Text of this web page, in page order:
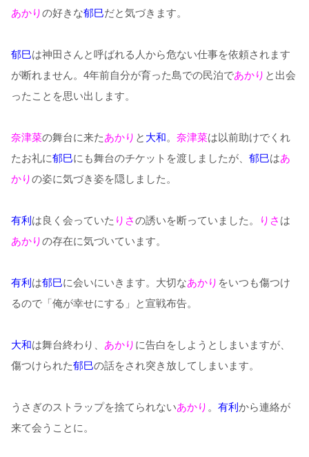
あかりの好きな郁巳だと気づきます。
郁巳は神田さんと呼ばれる人から危ない仕事を依頼されます
が断れません。4年前自分が育った島での民泊であかり と出会
ったことを思い出します。
奈津菜の舞台に来たあかり と 大和。 奈津菜は以前助けでくれ
たお礼に郁巳にも舞台のチケットを渡しましたが、 郁巳はあ
かりの姿に気づき姿を隠しました。
有利 は良く会っていた りさの誘いを断っていました。 りさ は
あかりの存在に気づいています。
有利 は郁巳に会いにいきます。大切なあかり をいつも傷つけ
るので「俺が幸せにする」と宣戦布告。
大和は舞台終わり、 あかり に告白をしようとしまいますが、
傷つけられた郁巳の話をされ突き放してしまいます。
うさぎのストラップを捨てられないあかり 。 有利 から連絡が
来て会うことに。